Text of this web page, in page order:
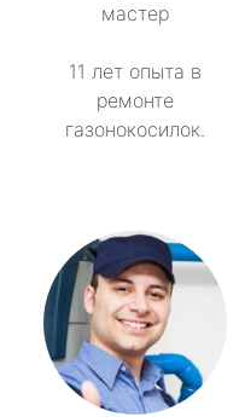
мастер
11 лет опыта в
ремонте
газонокосилок.